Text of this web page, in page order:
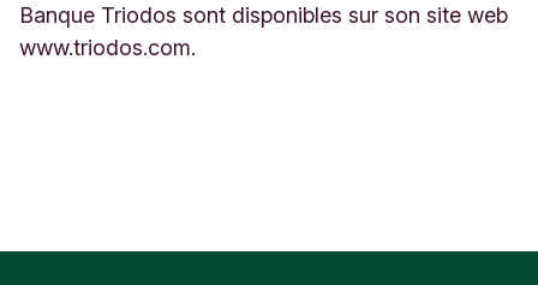
Banque Triodos sont disponibles sur son site web
www.triodos.com.